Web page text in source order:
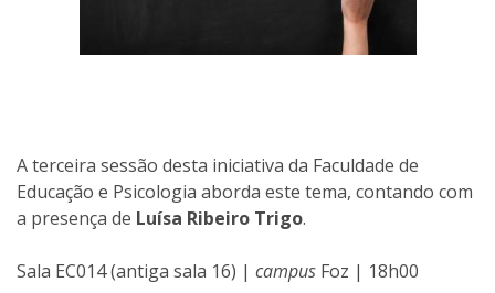
A terceira sessão desta iniciativa da Faculdade de
Educação e Psicologia aborda este tema, contando com
a presença de Luísa Ribeiro Trigo.
Sala EC014 (antiga sala 16) | campus Foz | 18h00